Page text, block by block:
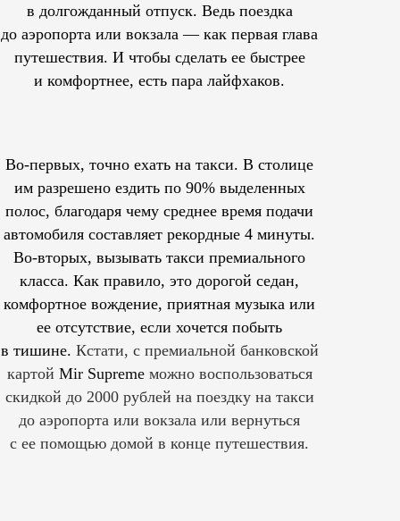
в долгожданный отпуск. Ведь поездка
до аэропорта или вокзала — как первая глава
путешествия. И чтобы сделать ее быстрее
и комфортнее, есть пара лайфхаков.
Во-первых, точно ехать на такси. В столице
им разрешеноездить по 90% выделенных
полос, благодаря чему среднее время подачи
автомобиля составляет рекордные 4 минуты.
Во-вторых, вызывать такси премиального
класса. Как правило, это дорогой седан,
комфортное вождение, приятная музыка или
ее отсутствие, если хочется побыть
в тишине. Кстати, с премиальной банковской
картой Mir Supreme можно воспользоваться
скидкой до 2000 рублей на поездку на такси
до аэропорта или вокзала или вернуться
с ее помощью домой в конце путешествия.